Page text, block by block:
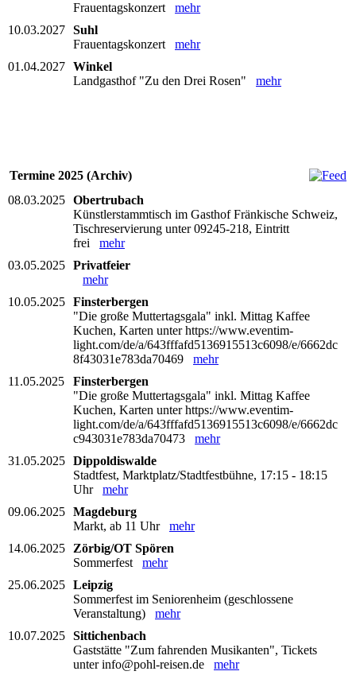
Frauentagskonzert mehr
10.03.2027 Suhl
Frauentagskonzert mehr
01.04.2027 Winkel
Landgasthof "Zu den Drei Rosen" mehr
Termine 2025 (Archiv)
08.03.2025 Obertrubach
Künstlerstammtisch im Gasthof Fränkische Schweiz,
Tischreservierung unter 09245-218, Eintritt
frei mehr
03.05.2025 Privatfeier
mehr
10.05.2025 Finsterbergen
"Die große Muttertagsgala" inkl. Mittag Kaffee
Kuchen, Karten unter https://www.eventim-
light.com/de/a/643fffafd5136915513c6098/e/6662dc
8f43031e783da70469 mehr
11.05.2025
Finsterbergen
"Die große Muttertagsgala" inkl. Mittag Kaffee
Kuchen, Karten unter https://www.eventim-
light.com/de/a/643fffafd5136915513c6098/e/6662dc
c943031e783da70473 mehr
31.05.2025 Dippoldiswalde
Stadtfest, Marktplatz/Stadtfestbühne, 17:15 - 18:15
Uhr mehr
09.06.2025 Magdeburg
Markt, ab 11 Uhr mehr
14.06.2025
Zörbig/OT Spören
Sommerfest mehr
25.06.2025 Leipzig
Sommerfest im Seniorenheim (geschlossene
Veranstaltung) mehr
10.07.2025 Sittichenbach
Gaststätte "Zum fahrenden Musikanten", Tickets
unter info@pohl-reisen.de mehr